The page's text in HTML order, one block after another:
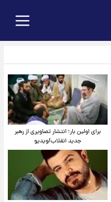
برای اولین بار؛ انتشار تصاویری از رهبر
جدید انقلاب/ویدیو